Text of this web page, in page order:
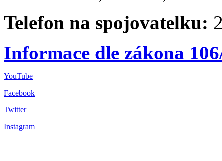
Telefon na spojovatelku:
Informace dle zákona
YouTube
Facebook
Twitter
Instagram